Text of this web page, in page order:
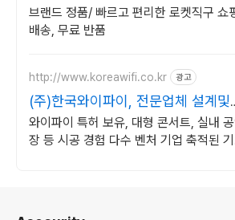
송
브랜드 정품/ 빠르고 편리한 로켓직구 쇼
배송, 무료 반품
http://www.koreawifi.co.kr 광고
(주)한국와이파이, 전문업체 설계및
축
와이파이 특허 보유, 대형 콘서트, 실내
장 등 시공 경험 다수 벤처 기업 축적된 기